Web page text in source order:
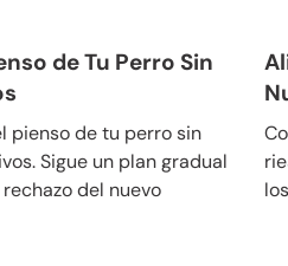
de Tu Perro Sin
pienso de tu perro sin
Sigue un plan gradual
del nuevo